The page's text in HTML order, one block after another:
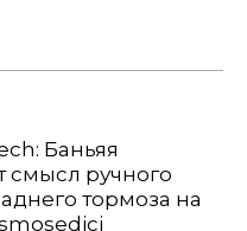
Баньяя
смысл ручного
тормоза на